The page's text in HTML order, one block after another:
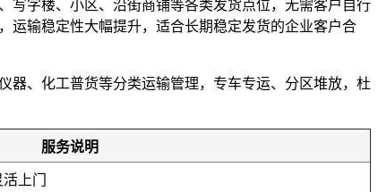
写字楼、小区、沿街商铺等各类发货点位，无需客户自行
运输稳定性大幅提升，适合长期稳定发货的企业客户合
器、化工普货等分类运输管理，专车专运、分区堆放，杜
服务说明
上门